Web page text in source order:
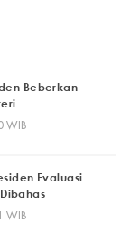
Beberkan
WIB
Evaluasi
WIB